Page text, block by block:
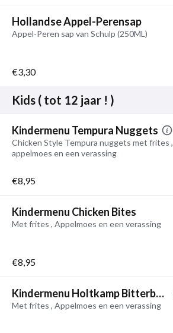
Hollandse Appel-Perensap
Appel-Peren sap van Schulp (250ML)
€3,30
Kids ( tot 12 jaar ! )
Kindermenu Tempura Nuggets
Chicken Style Tempura nuggets met frites ,
appelmoes en een verassing
€8,95
Kindermenu Chicken Bites
Met frites , Appelmoes en een verassing
€8,95
Kindermenu Holtkamp Bitterballen
Met frites , Appelmoes en een verassing